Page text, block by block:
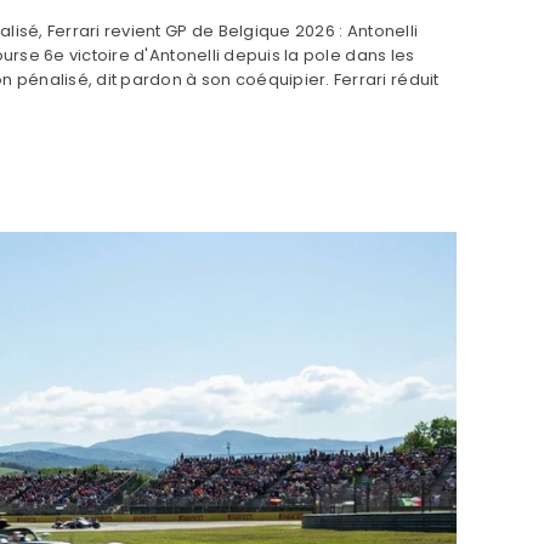
Ferrari revient GP de Belgique 2026 : Antonelli
6e victoire d'Antonelli depuis la pole dans les
pénalisé, dit pardon à son coéquipier. Ferrari réduit